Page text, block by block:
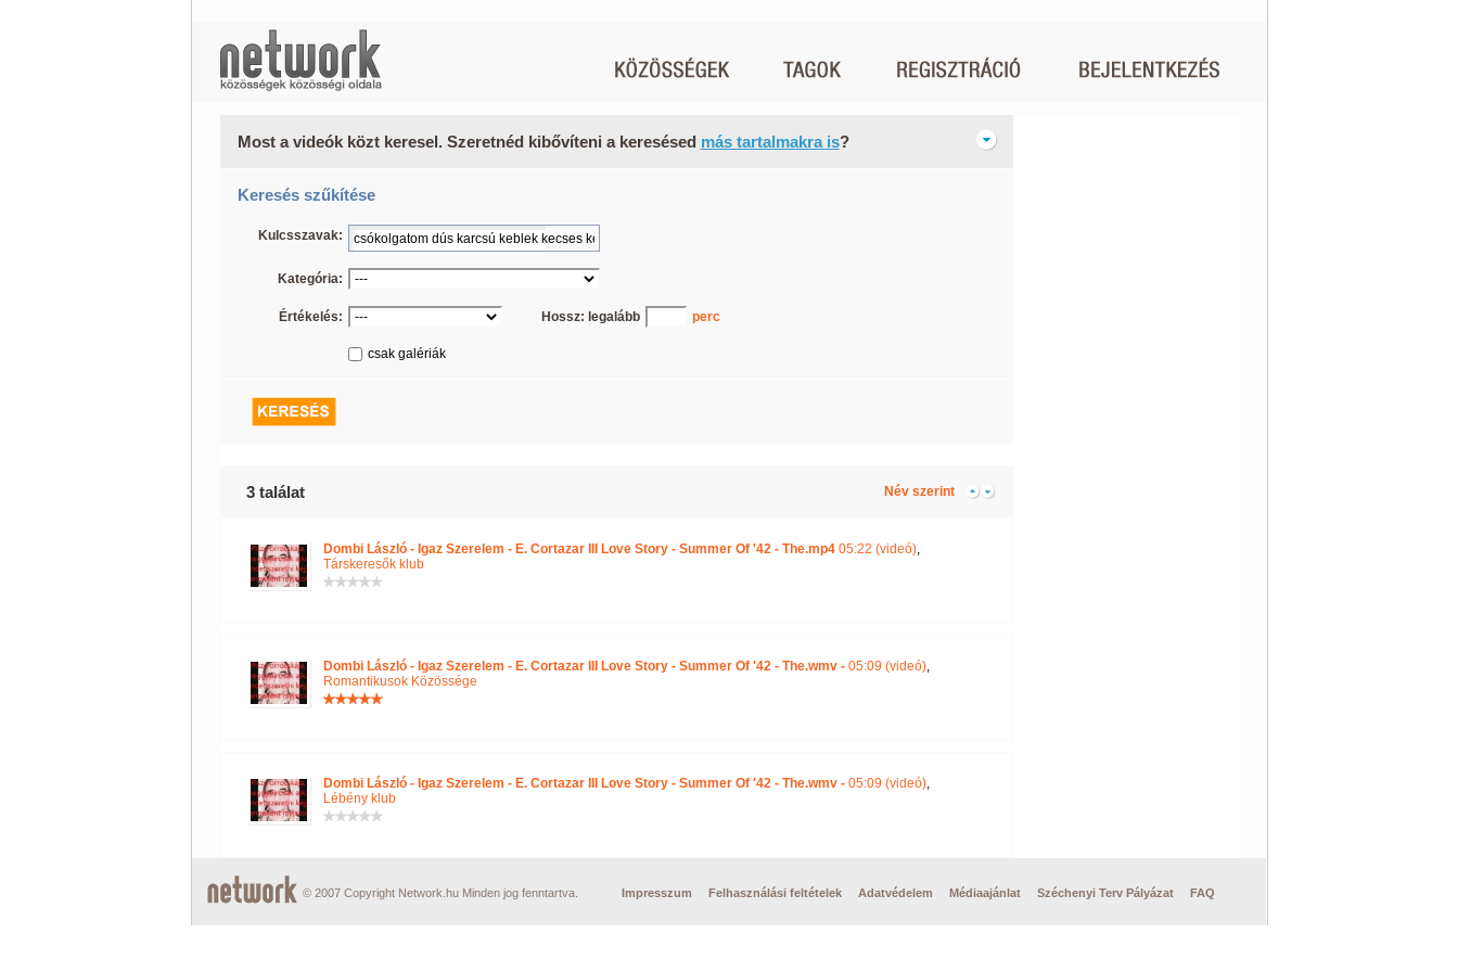
Most a videók közt keresel. Szeretnéd kibővíteni a keresésed más tartalmakra is?
Keresés szűkítése
Kulcsszavak:
Kategória:
Értékelés: Hossz: legalább perc
csak galériák
3 találat Név szerint
Dombi László - Igaz Szerelem - E. Cortazar III Love Story - Summer Of '42 - The.mp405:22 (videó),
Társkeresők klub
Dombi László - Igaz Szerelem - E. Cortazar III Love Story - Summer Of '42 - The.wmv -05:09 (videó),
Romantikusok Közössége
Dombi László - Igaz Szerelem - E. Cortazar III Love Story - Summer Of '42 - The.wmv -05:09 (videó),
Lébény klub
© 2007 Copyright Network.hu Minden jog fenntartva. Impresszum Felhasználási feltételek Adatvédelem Médiaajánlat Széchenyi Terv Pályázat FAQ